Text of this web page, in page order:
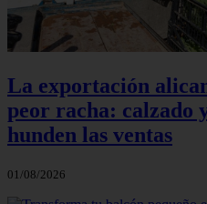
La exportación
peor racha: calzado
hunden las ventas
01/08/2026